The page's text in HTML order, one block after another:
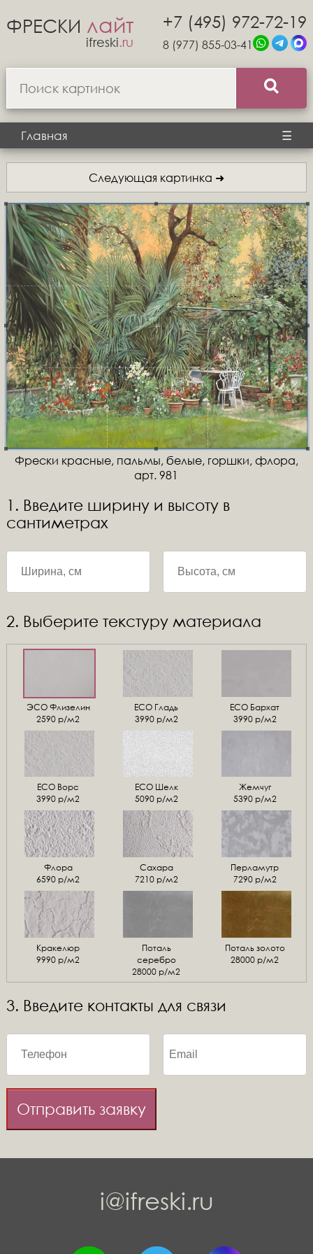
ФРЕСКИ лайт
ifreski.ru
+7 (495) 972-72-19
8 (977) 855-03-41
Главная ☰
Следующая картинка ➜
Фрески красные, пальмы, белые, горшки, флора,
арт. 981
1. Введите ширину и высоту в
сантиметрах
2. Выберите текстуру материала
ЭСО Флизелин
2590 р/м2
ЕСО Гладь
3990 р/м2
ECO Бархат
3990 р/м2
ЕСО Ворс
3990 р/м2
ЕСО Шелк
5090 р/м2
Жемчуг
5390 р/м2
Флора
6590 р/м2
Сахара
7210 р/м2
Перламутр
7290 р/м2
Кракелюр
9990 р/м2
Поталь
серебро
28000 р/м2
Поталь золото
28000 р/м2
3. Введите контакты для связи
Отправить заявку
i@ifreski.ru